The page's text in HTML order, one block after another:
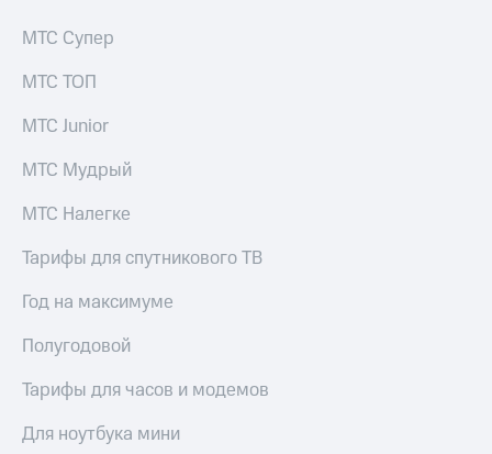
МТС Супер
МТС ТОП
МТС Junior
МТС Мудрый
МТС Налегке
Тарифы для спутникового ТВ
Год на максимуме
Полугодовой
Тарифы для часов и модемов
Для ноутбука мини